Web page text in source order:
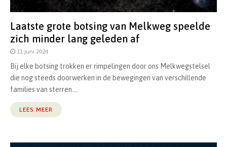
Laatste grote botsing van Melkweg speelde
zich minder lang geleden af
11 juni 2024
Bij elke botsing trokken er rimpelingen door ons Melkwegstelsel
die nog steeds doorwerken in de bewegingen van verschillende
families van sterren....
LEES MEER